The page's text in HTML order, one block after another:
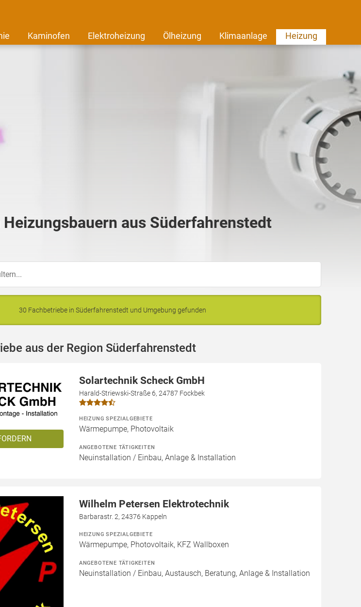
Kaminofen Elektroheizung Ölheizung Klimaanlage Heizung
aus Süderfahrenstedt
30 Fachbetriebe in Süderfahrenstedt und Umgebung gefunden
aus der Region Süderfahrenstedt
Solartechnik Scheck GmbH
Harald-Striewski-Straße 6, 24787 Fockbek
HEIZUNG SPEZIALGEBIETE
Wärmepumpe, Photovoltaik
ANGEBOTENE TÄTIGKEITEN
Neuinstallation / Einbau, Anlage & Installation
Wilhelm Petersen Elektrotechnik
Barbarastr. 2, 24376 Kappeln
HEIZUNG SPEZIALGEBIETE
Wärmepumpe, Photovoltaik, KFZ Wallboxen
ANGEBOTENE TÄTIGKEITEN
Neuinstallation / Einbau, Austausch, Beratung, Anlage & Installation